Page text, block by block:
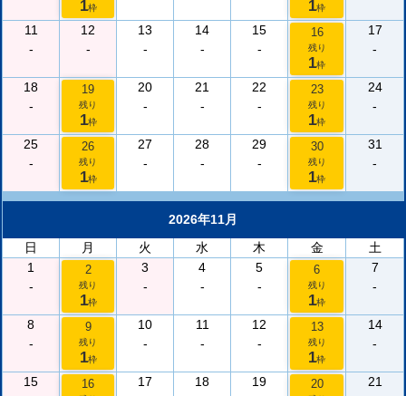
1枠 1枠
11
-
12
-
13
-
14
-
15
-
16
残り
1枠
17
-
18
-
19
残り
1枠
20
-
21
-
22
-
23
残り
1枠
24
-
25
-
26
残り
1枠
27
-
28
-
29
-
30
残り
1枠
31
-
2026年11月
日
月 火 水 木 金
土
1
-
2
残り
1枠
3
-
4
-
5
-
6
残り
1枠
7
-
8
-
9
残り
1枠
10
-
11
-
12
-
13
残り
1枠
14
-
15
16
17
18
19
20
21